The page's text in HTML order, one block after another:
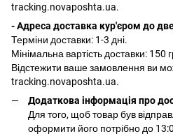
tracking.novaposhta.ua.
- Адреса доставка кур'єром до
Терміни доставки: 1-3 дні.
Мінімальна вартість доставки: 150
Відстежити ваше замовлення ви
tracking.novaposhta.ua.
Додаткова інформація про
Для того, щоб товар був
оформити його потрібно до